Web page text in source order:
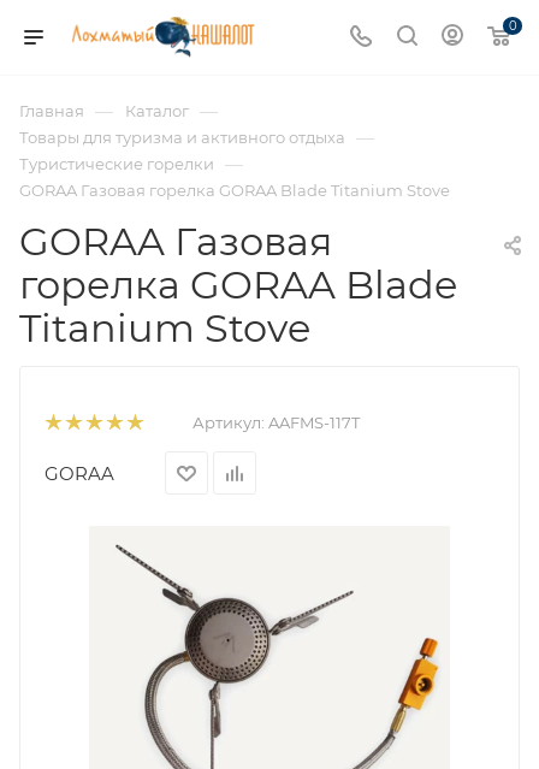
0
Главная — Каталог —
Товары для туризма и активного отдыха —
Туристические горелки —
GORAA Газовая горелка GORAA Blade Titanium Stove
GORAA Газовая
горелка GORAA Blade
Titanium Stove
Артикул: AAFMS-117T
GORAA